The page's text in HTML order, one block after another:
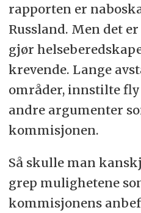
rapporten er
Russland. Men det
gjør
krevende. Lange
områder, innstilte fly
andre argumenter
kommisjonen.
Så skulle man
grep mulighetene
kommisjonens